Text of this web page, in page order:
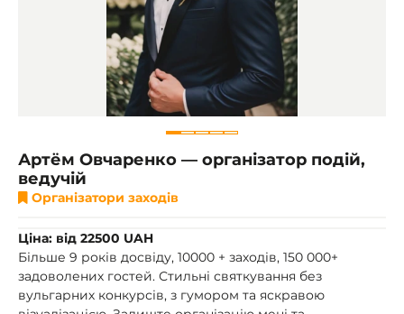
of
Артём Овчаренко — організатор подій,
ведучій
Організатори заходів
Ціна: від 22500 UAH
Більше 9 років досвіду, 10000 + заходів, 150 000+
задоволених гостей. Стильні святкування без
вульгарних конкурсів, з гумором та яскравою